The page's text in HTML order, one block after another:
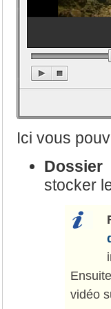
Ici vous
Dossier
stocker
vidéo